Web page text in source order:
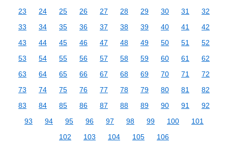
23
24 25 26 27 28 29 30 31
32
33
34 35 36 37 38 39 40 41
42
43
44 45 46 47 48 49 50 51
52
53
54 55 56 57 58 59 60 61
62
63
64 65 66 67 68 69 70 71
72
73
74 75 76 77 78 79 80 81
82
83
84 85 86 87 88 89 90 91
92
93
94 95 96 97 98 99 100
101
102
103 104 105 106